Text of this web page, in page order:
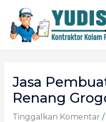
Lewati
Konten
Jasa
Renang
Tinggalkan Komentar /